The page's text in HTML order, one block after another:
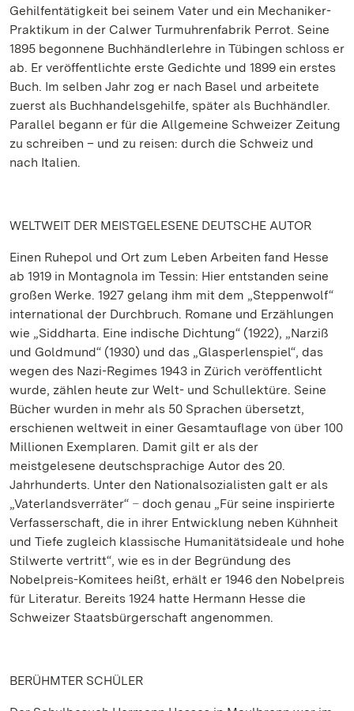
Gehilfentätigkeit bei seinem Vater und ein Mechaniker-
Praktikum in der Calwer Turmuhrenfabrik Perrot. Seine
1895 begonnene Buchhändlerlehre in Tübingen schloss er
ab. Er veröffentlichte erste Gedichte und 1899 ein erstes
Buch. Im selben Jahr zog er nach Basel und arbeitete
zuerst als Buchhandelsgehilfe, später als Buchhändler.
Parallel begann er für die Allgemeine Schweizer Zeitung
zu schreiben – und zu reisen: durch die Schweiz und
nach Italien.
WELTWEIT DER MEISTGELESENE DEUTSCHE AUTOR
Einen Ruhepol und Ort zum Leben Arbeiten fand Hesse
ab 1919 in Montagnola im Tessin: Hier entstanden seine
großen Werke. 1927 gelang ihm mit dem „Steppenwolf“
international der Durchbruch. Romane und Erzählungen
wie „Siddharta. Eine indische Dichtung“ (1922), „Narziß
und Goldmund“ (1930) und das „Glasperlenspiel“, das
wegen des Nazi-Regimes 1943 in Zürich veröffentlicht
wurde, zählen heute zur Welt- und Schullektüre. Seine
Bücher wurden in mehr als 50 Sprachen übersetzt,
erschienen weltweit in einer Gesamtauflage von über 100
Millionen Exemplaren. Damit gilt er als der
meistgelesene deutschsprachige Autor des 20.
Jahrhunderts. Unter den Nationalsozialisten galt er als
„Vaterlandsverräter“ – doch genau „Für seine inspirierte
Verfasserschaft, die in ihrer Entwicklung neben Kühnheit
und Tiefe zugleich klassische Humanitätsideale und hohe
Stilwerte vertritt“, wie es in der Begründung des
Nobelpreis-Komitees heißt, erhält er 1946 den Nobelpreis
für Literatur. Bereits 1924 hatte Hermann Hesse die
Schweizer Staatsbürgerschaft angenommen.
BERÜHMTER SCHÜLER